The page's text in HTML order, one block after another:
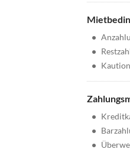
•
•
•
•
•
•